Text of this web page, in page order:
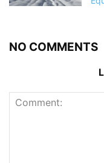
NO COMMENTS